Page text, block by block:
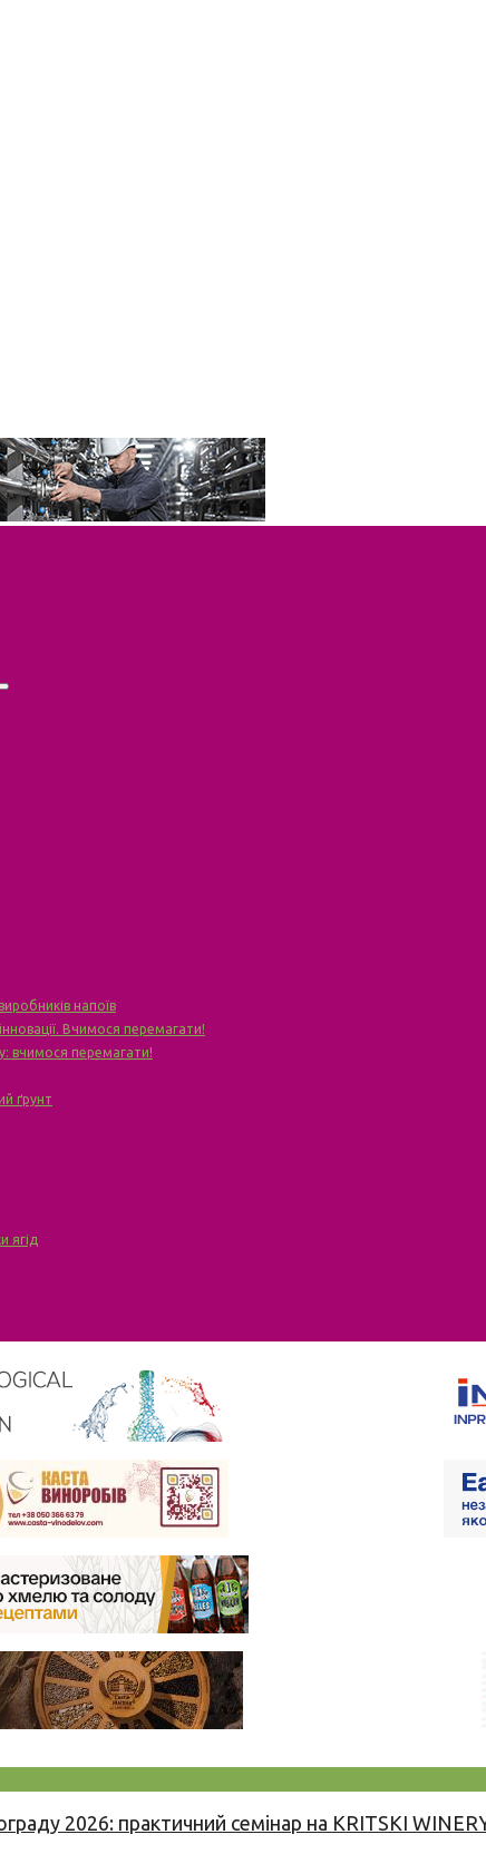
напоїв
Вчимося перемагати!
вчимося перемагати!
ґрунт
ягід
2026: практичний семінар на KRITSKI